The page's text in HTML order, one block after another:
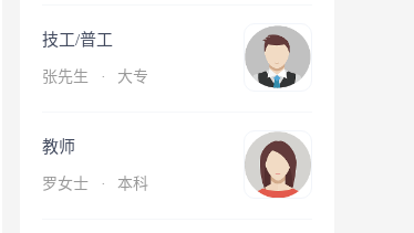
技工/普工
张先生 · 大专
教师
罗女士 · 本科